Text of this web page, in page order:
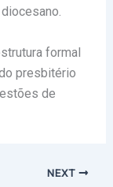
formal
presbitério
de
NEXT